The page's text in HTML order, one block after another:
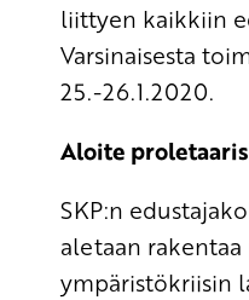
liittyen kaikkiin
Varsinaisesta
25.-26.1.2020.
Aloite
SKP:n
aletaan
ympäristökriisin